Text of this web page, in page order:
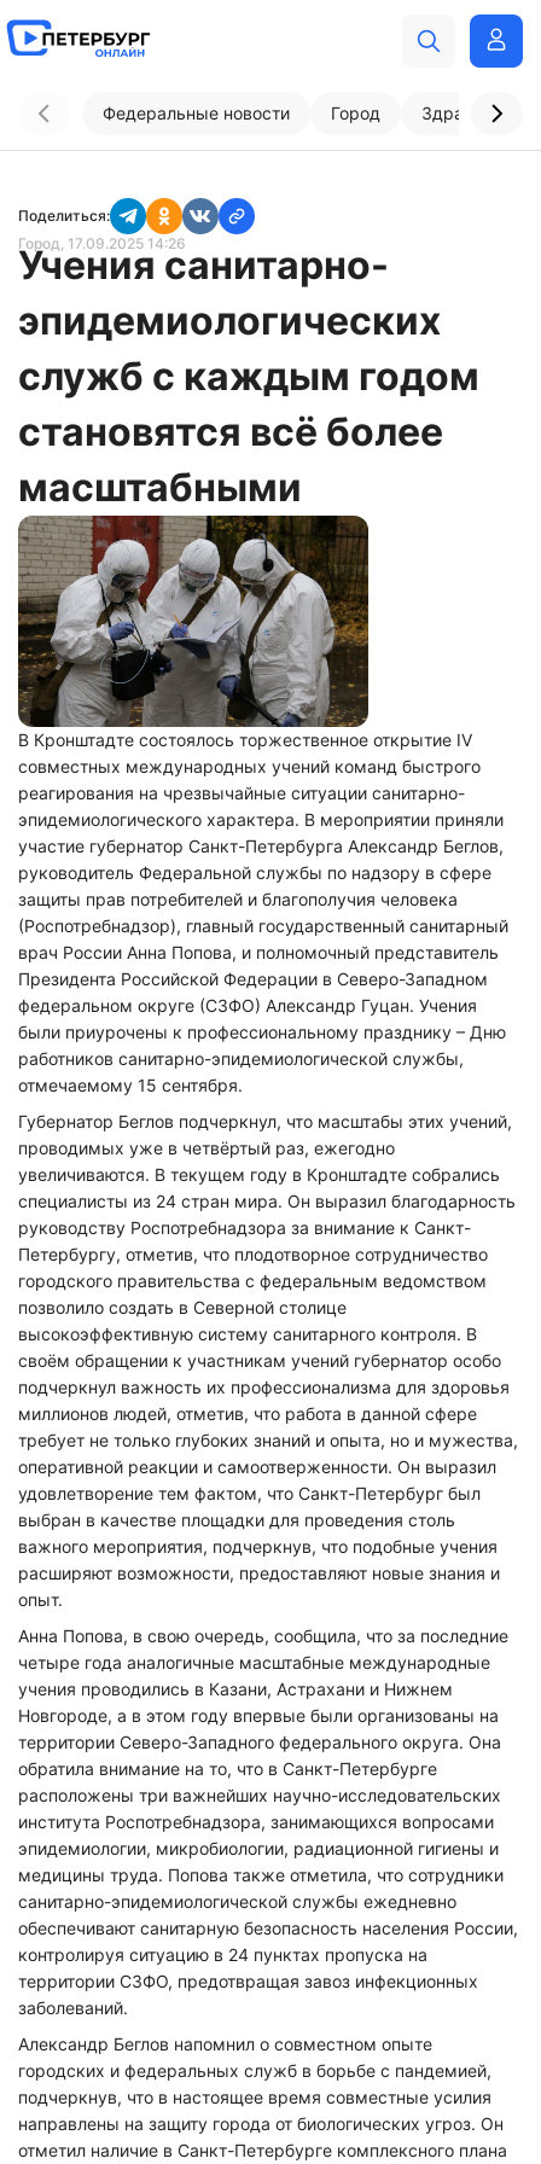
Федеральные новости Город
Поделиться:
Город, 17.09.2025 14:26
Учения санитарно-
эпидемиологических
служб с каждым годом
становятся всё более
масштабными
В Кронштадте состоялось торжественное открытие IV
совместных международных учений команд быстрого
реагирования на чрезвычайные ситуации санитарно-
эпидемиологического характера. В мероприятии приняли
участие губернатор Санкт-Петербурга Александр Беглов,
руководитель Федеральной службы по надзору в сфере
защиты прав потребителей и благополучия человека
(Роспотребнадзор), главный государственный санитарный
врач России Анна Попова, и полномочный представитель
Президента Российской Федерации в Северо-Западном
федеральном округе (СЗФО) Александр Гуцан. Учения
были приурочены к профессиональному празднику – Дню
работников санитарно-эпидемиологической службы,
отмечаемому 15 сентября.
Губернатор Беглов подчеркнул, что масштабы этих учений,
проводимых уже в четвёртый раз, ежегодно
увеличиваются. В текущем году в Кронштадте собрались
специалисты из 24 стран мира. Он выразил благодарность
руководству Роспотребнадзора за внимание к Санкт-
Петербургу, отметив, что плодотворное сотрудничество
городского правительства с федеральным ведомством
позволило создать в Северной столице
высокоэффективную систему санитарного контроля. В
своём обращении к участникам учений губернатор особо
подчеркнул важность их профессионализма для здоровья
миллионов людей, отметив, что работа в данной сфере
требует не только глубоких знаний и опыта, но и мужества,
оперативной реакции и самоотверженности. Он выразил
удовлетворение тем фактом, что Санкт-Петербург был
выбран в качестве площадки для проведения столь
важного мероприятия, подчеркнув, что подобные учения
расширяют возможности, предоставляют новые знания и
опыт.
Анна Попова, в свою очередь, сообщила, что за последние
четыре года аналогичные масштабные международные
учения проводились в Казани, Астрахани и Нижнем
Новгороде, а в этом году впервые были организованы на
территории Северо-Западного федерального округа. Она
обратила внимание на то, что в Санкт-Петербурге
расположены три важнейших научно-исследовательских
института Роспотребнадзора, занимающихся вопросами
эпидемиологии, микробиологии, радиационной гигиены и
медицины труда. Попова также отметила, что сотрудники
санитарно-эпидемиологической службы ежедневно
обеспечивают санитарную безопасность населения России,
контролируя ситуацию в 24 пунктах пропуска на
территории СЗФО, предотвращая завоз инфекционных
заболеваний.
Александр Беглов напомнил о совместном опыте
городских и федеральных служб в борьбе с пандемией,
подчеркнув, что в настоящее время совместные усилия
направлены на защиту города от биологических угроз. Он
отметил наличие в Санкт-Петербурге комплексного плана